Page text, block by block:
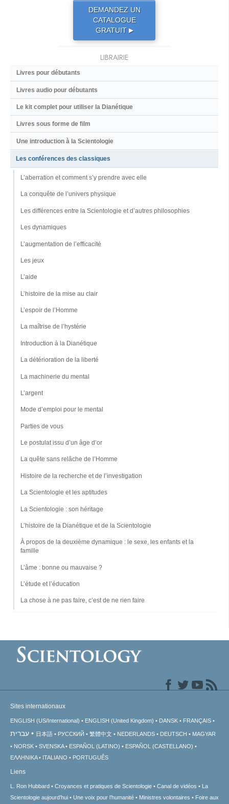
DEMANDEZ UN
CATALOGUE
GRATUIT ▶
LIBRAIRIE
Livres pour débutants
Livres audio pour débutants
Le kit complet pour utiliser la Dianétique
Livres sous forme de film
Une introduction à la Scientologie
Les conférences des classiques
L’aberration et comment s’y prendre avec elle
La conquête de l’univers physique
Les différences entre la Scientologie et d’autres philosophies
Les dynamiques
L’augmentation de l’efficacité
Les jeux
L’aide
L’histoire de la mise au clair
L’espoir de l’Homme
La maîtrise de l’hystérie
Introduction à la Dianétique
La détérioration de la liberté
La machinerie du mental
L’argent
Mode d’emploi pour le mental
Parties de vous
Le postulat issu d’un âge d’or
La quête sans relâche de l’Homme
Histoire de la recherche et de l’investigation
La Scientologie et les aptitudes
La Scientologie : son héritage
L’histoire de la Dianétique et de la Scientologie
À propos de la deuxième dynamique : le sexe, les enfants et la
famille
L’âme : bonne ou mauvaise ?
L’étude et l’éducation
La chose à ne pas faire, c’est de ne rien faire
Sites internationaux
ENGLISH (US/International) ENGLISH (United Kingdom) DANSK FRANÇAIS
עברית 日本語 РУССКИЙ 繁體中文 NEDERLANDS DEUTSCH
MAGYAR
NORSK
SVENSKA ESPAÑOL (LATINO)
ESPAÑOL (CASTELLANO)
ΕΛΛΗΝΙΚA
ITALIANO PORTUGUÊS
Liens
L. Ron Hubbard Croyances et pratiques de Scientologie Canal de vidéos
La
Scientologie aujourd’hui
Une voix pour l’humanité Ministres volontaires Foire aux